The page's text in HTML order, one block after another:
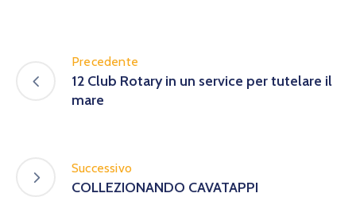
Precedente
12 Club Rotary in un service per tutelare il
mare
Successivo
COLLEZIONANDO CAVATAPPI